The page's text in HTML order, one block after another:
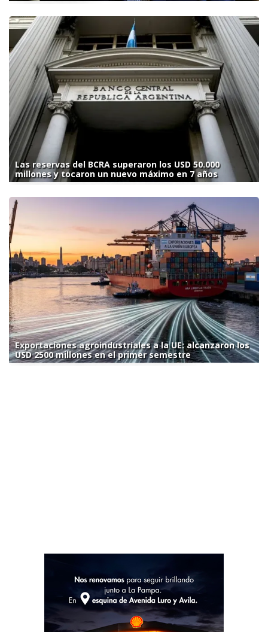
Las reservas del BCRA superaron los USD 50.000
millones y tocaron un nuevo máximo en 7 años
Exportaciones agroindustriales a la UE: alcanzaron los
USD 2500 millones en el primer semestre